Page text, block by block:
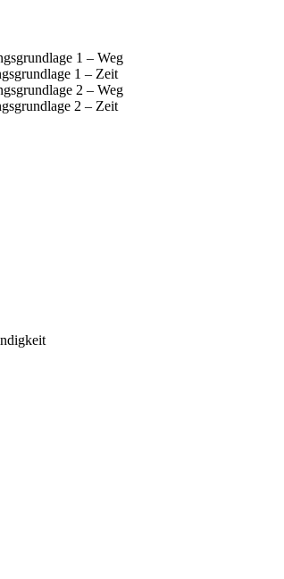
1 – Weg
1 – Zeit
2 – Weg
2 – Zeit